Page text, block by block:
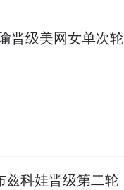
晋级美网女单次轮
兹科娃晋级第二轮